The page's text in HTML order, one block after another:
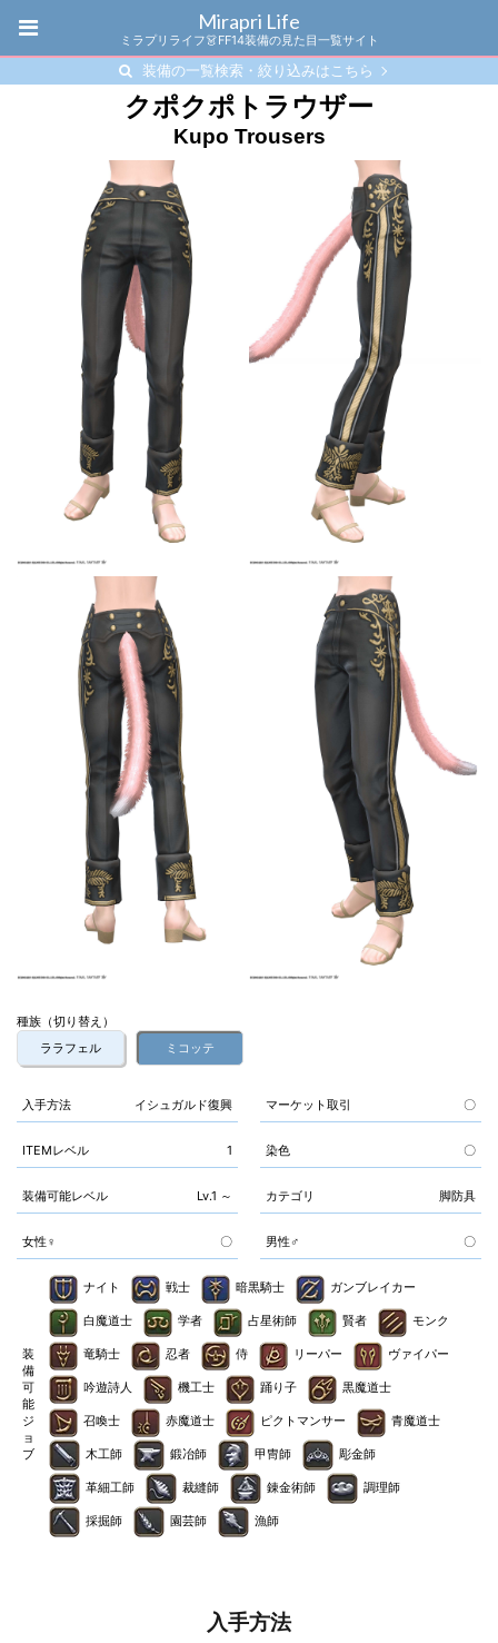
Mirapri Life
ミラプリライフ👗FF14装備の見た目一覧サイト
装備の一覧検索・絞り込みはこちら
クポクポトラウザー
Kupo Trousers
種族（切り替え）
ララフェル
ミコッテ
入手方法 イシュガルド復興 マーケット取引 〇
ITEMレベル 1 染色 〇
装備可能レベル Lv.1 ～ カテゴリ 脚防具
女性♀ 〇 男性♂ 〇
装
備
可
能
ジ
ョ
ブ
ナイト 戦士 暗黒騎士 ガンブレイカー
白魔道士 学者 占星術師 賢者 モンク
竜騎士 忍者 侍 リーパー ヴァイパー
吟遊詩人 機工士 踊り子 黒魔道士
召喚士 赤魔道士 ピクトマンサー 青魔道士
木工師 鍛冶師 甲冑師 彫金師
革細工師 裁縫師 錬金術師 調理師
採掘師 園芸師 漁師
入手方法